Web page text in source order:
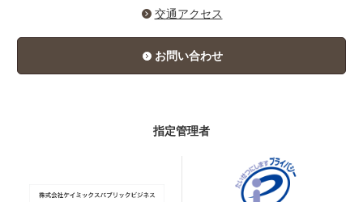
交通アクセス
お問い合わせ
指定管理者